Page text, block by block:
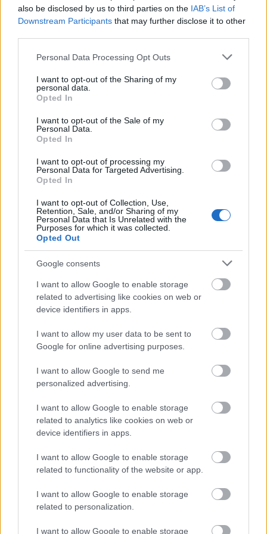
also be disclosed by us to third parties on the IAB’s List of
Downstream Participants that may further disclose it to other
Please note that this website/app uses one or more Google
not limited to your visit or usage behaviour. You may click to
grant or deny consent to Google and its third-party tags to
use your data for below specified purposes in below Google
consent section.
Personal Data Processing Opt Outs
I want to opt-out of the Sharing of my
personal data.
Opted In
I want to opt-out of the Sale of my
Personal Data.
Opted In
I want to opt-out of processing my
Personal Data for Targeted Advertising.
Opted In
I want to opt-out of Collection, Use,
Retention, Sale, and/or Sharing of my
Personal Data that Is Unrelated with the
Purposes for which it was collected.
Opted Out
Google consents
I want to allow Google to enable storage
related to advertising like cookies on web or
device identifiers in apps.
I want to allow my user data to be sent to
Google for online advertising purposes.
I want to allow Google to send me
personalized advertising.
I want to allow Google to enable storage
related to analytics like cookies on web or
device identifiers in apps.
I want to allow Google to enable storage
related to functionality of the website or app.
I want to allow Google to enable storage
related to personalization.
I want to allow Google to enable storage
nagyszerűen dolgoztak az osztállyal. Különösen szép
körülménynek tartom, hogy a dalszövegeket is egy
iskolatárs írta, Vecsei Hasi Miklós. Napról napra
modulált, hogy melyik helyzetben pontosan milyen
dal kell, sokáig nem tudtunk biztosat mondani arról,
milyen helyzet szüli, milyen szituációban hangzik el,
ezért bizonyos dalok bravúrosan rövid idő alatt
születtek.
Te elképzeltél egy zenei világot, vagy ennek a
megalkotását a zenészekre bíztad?
határtalan, és - mivel magam is bizonytalan voltam -
semmit nem mondtam meg előre konkrétan.
Bizonyos dolgokat kizártam, hogy mi felé nem
szeretnék elkalandozni, vagy mi az, ami engem nem
érdekel. Nem akartam stílparódiákat, nem akartam
érzelgősséget, nem akartam édeskedést és
negédességet, nem akartam, hogy csilingeljen a
zene. Nem éppen zenei kifejezéssel élve valami